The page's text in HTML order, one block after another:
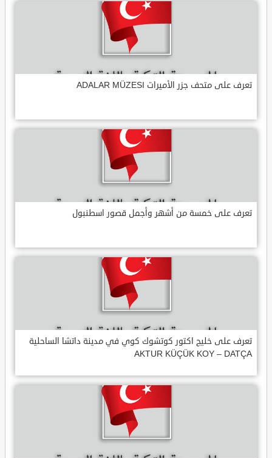
تعرف على متحف جزر الأميرات ADALAR MÜZESI
تعرف على خمسة من أشهر وأجمل قصور اسطنبول
تعرف على خليج اكتور كوتشوك كوي في مدينة داتشا الساحلية
AKTUR KÜÇÜK KOY – DATÇA